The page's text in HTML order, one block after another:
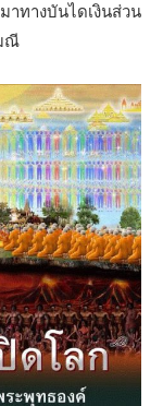
ทางบันไดเงินส่วน
ณี